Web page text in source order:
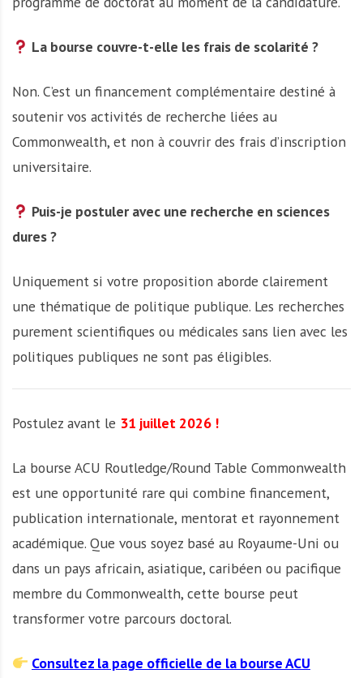
La bourse couvre-t-elle les frais de scolarité ?
Non. C’est un financement complémentaire destiné à
soutenir vos activités de recherche liées au
Commonwealth, et non à couvrir des frais d’inscription
universitaire.
Puis-je postuler avec une recherche en sciences
dures ?
Uniquement si votre proposition aborde clairement
une thématique de politique publique. Les recherches
purement scientifiques ou médicales sans lien avec les
politiques publiques ne sont pas éligibles.
Postulez avant le 31 juillet 2026 !
La bourse ACU Routledge/Round Table Commonwealth
est une opportunité rare qui combine financement,
publication internationale, mentorat et rayonnement
académique. Que vous soyez basé au Royaume-Uni ou
dans un pays africain, asiatique, caribéen ou pacifique
membre du Commonwealth, cette bourse peut
transformer votre parcours doctoral.
Consultez la page officielle de la bourse ACU